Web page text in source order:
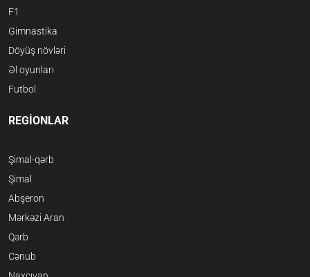
F1
Gimnastika
Döyüş növləri
Əl oyunları
Futbol
REGİONLAR
Şimal-qərb
Şimal
Abşeron
Mərkəzi Aran
Qərb
Cənub